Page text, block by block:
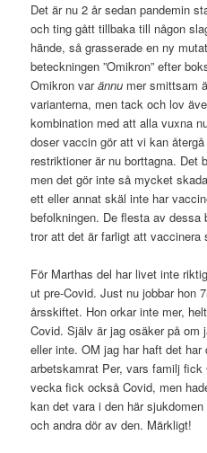
Det är nu 2 år sedan pandemin
och ting gått tillbaka till någon
hände, så grasserade en ny
beteckningen ”Omikron” efter
Omikron varännu mer smittsam
varianterna, men tack och lov
kombination med att alla vuxna
doser vaccin gör att vi kan
restriktioner är nu borttagna. Det
men det gör inte så mycket
ett eller annat skäl inte har
befolkningen. De flesta av
tror att det är farligt att vaccinera
För Marthas del har livet inte
ut pre-Covid. Just nu jobbar hon
årsskiftet. Hon orkar inte mer,
Covid. Själv är jag osäker på om
eller inte. OM jag har haft det
arbetskamrat Per, vars familj
vecka fick också Covid, men
kan det vara i den här
och andra dör av den. Märkligt!